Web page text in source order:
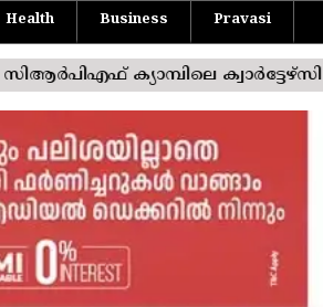
Health Business Pravasi